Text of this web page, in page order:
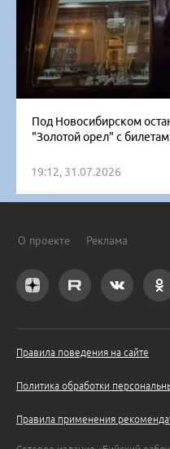
Под Новосибирском
"Золотой орел" с
19:12, 31.07.2026
О проекте Реклама
Правила поведения на сайте
Политика обработки
Правила применения